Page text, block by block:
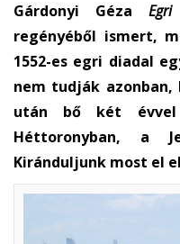
Gárdonyi Géza
regényéből ismert,
1552-es egri diadal
nem tudják
után bő két évvel
Héttoronyban, a
Kiránduljunk most el